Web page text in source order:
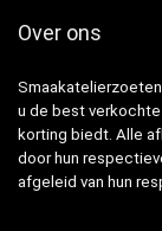
Over ons
u de best
korting biedt. Alle
door hun
afgeleid van hun